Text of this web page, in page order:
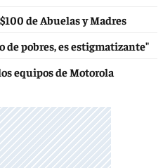
de Abuelas y Madres
pobres, es estigmatizante"
equipos de Motorola